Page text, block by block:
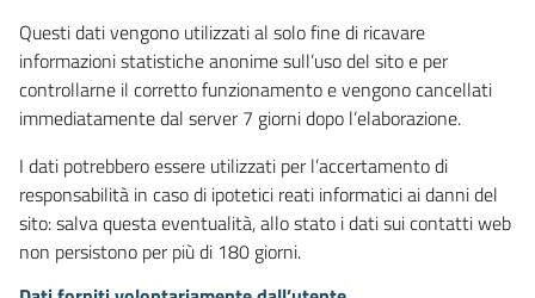
Questi dati vengono utilizzati al solo fine di ricavare
informazioni statistiche anonime sull’uso del sito e per
controllarne il corretto funzionamento e vengono cancellati
immediatamente dal server 7 giorni dopo l’elaborazione.
I dati potrebbero essere utilizzati per l’accertamento di
responsabilità in caso di ipotetici reati informatici ai danni del
sito: salva questa eventualità, allo stato i dati sui contatti web
non persistono per più di 180 giorni.